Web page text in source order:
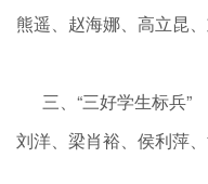
熊遥、赵海娜、高立昆
三、“三好学生标兵”
刘洋、梁肖裕、侯利萍